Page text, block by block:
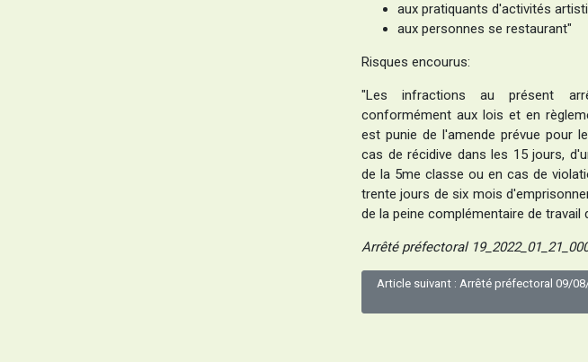
aux pratiquants d'activités
aux personnes se restaurant"
Risques encourus:
"Les infractions au présent
conformément aux lois et en
est punie de l'amende prévue pour
cas de récidive dans les 15 jours,
de la 5me classe ou en cas de
trente jours de six mois
de la peine complémentaire de travail
Arrêté préfectoral
Article suivant : Arrêté préfectoral 09/